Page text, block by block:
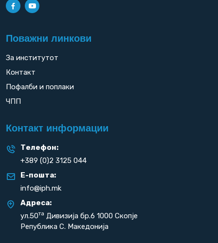
Поважни линкови
За институтот
Контакт
Пофалби и поплаки
ЧПП
Контакт информации
Телефон:
+389 (0)2 3125 044
Е-пошта:
info@iph.mk
Адреса:
ул.50та Дивизија бр.6 1000 Скопје
Република С. Македонија